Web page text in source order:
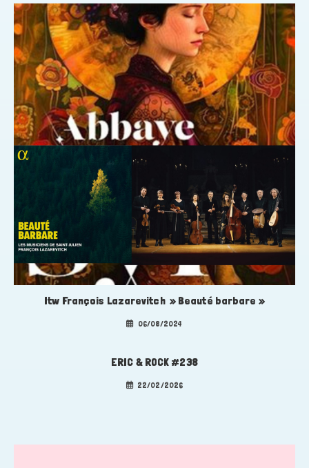
Itw François Lazarevitch » Beauté barbare »
06/08/2024
ERIC & ROCK #238
22/02/2026